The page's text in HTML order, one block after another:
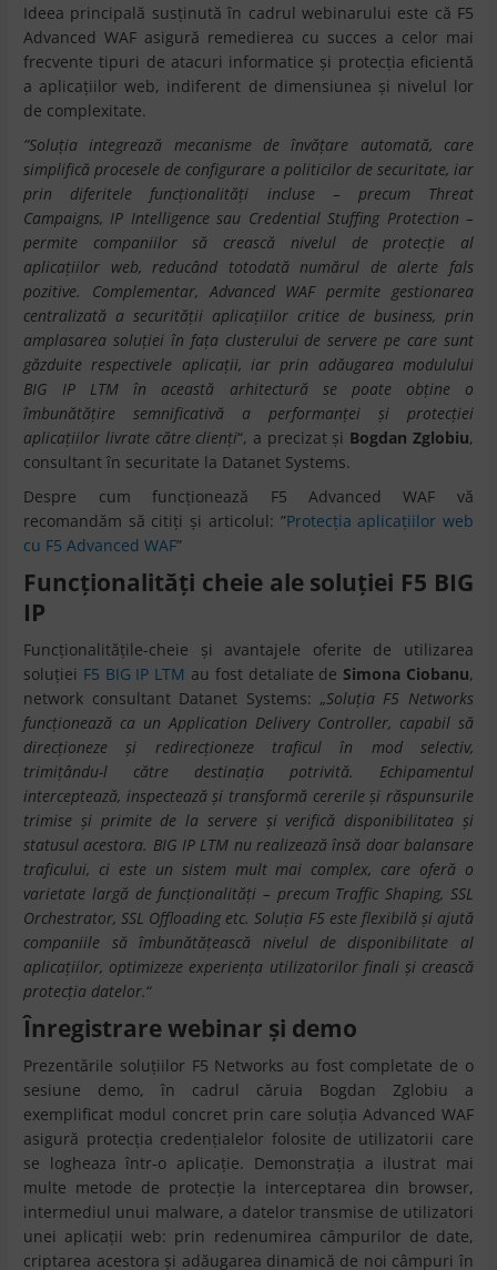
Ideea principală susținută în cadrul webinarului este că F5
Advanced WAF asigură remedierea cu succes a celor mai
frecvente tipuri de atacuri informatice și protecția eficientă
a aplicațiilor web, indiferent de dimensiunea și nivelul lor
de complexitate.
”Soluția integrează mecanisme de învățare automată, care
simplifică procesele de configurare a politicilor de securitate, iar
prin diferitele funcționalități incluse – precum Threat
Campaigns, IP Intelligence sau Credential Stuffing Protection –
permite companiilor să crească nivelul de protecție al
aplicațiilor web, reducând totodată numărul de alerte fals
pozitive. Complementar, Advanced WAF permite gestionarea
centralizată a securității aplicațiilor critice de business, prin
amplasarea soluției în fața clusterului de servere pe care sunt
găzduite respectivele aplicații, iar prin adăugarea modulului
BIG IP LTM în această arhitectură se poate obține o
îmbunătățire semnificativă a performanței și protecției
aplicațiilor livrate către clienți“, a precizat și Bogdan Zglobiu,
consultant în securitate la Datanet Systems.
Despre cum funcționează F5 Advanced WAF vă
recomandăm să citiți și articolul: ”Protecția aplicațiilor web
cu F5 Advanced WAF”
Funcționalități cheie ale soluției F5 BIG
IP
Funcționalitățile-cheie și avantajele oferite de utilizarea
soluției F5 BIG IP LTM au fost detaliate de Simona Ciobanu,
network consultant Datanet Systems: „Soluția F5 Networks
funcționează ca un Application Delivery Controller, capabil să
direcționeze și redirecționeze traficul în mod selectiv,
trimițându-l către destinația potrivită. Echipamentul
interceptează, inspectează și transformă cererile și răspunsurile
trimise și primite de la servere și verifică disponibilitatea și
statusul acestora. BIG IP LTM nu realizează însă doar balansare
traficului, ci este un sistem mult mai complex, care oferă o
varietate largă de funcționalități – precum Traffic Shaping, SSL
Orchestrator, SSL Offloading etc. Soluția F5 este flexibilă și ajută
companiile să îmbunătățească nivelul de disponibilitate al
aplicațiilor, optimizeze experiența utilizatorilor finali și crească
protecția datelor.“
Înregistrare webinar și demo
Prezentările soluțiilor F5 Networks au fost completate de o
sesiune demo, în cadrul căruia Bogdan Zglobiu a
exemplificat modul concret prin care soluția Advanced WAF
asigură protecția credențialelor folosite de utilizatorii care
se logheaza într-o aplicație. Demonstrația a ilustrat mai
multe metode de protecție la interceptarea din browser,
intermediul unui malware, a datelor transmise de utilizatori
unei aplicații web: prin redenumirea câmpurilor de date,
criptarea acestora și adăugarea dinamică de noi câmpuri în